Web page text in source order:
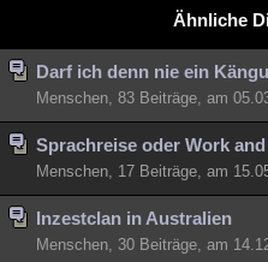
Ähnliche
Darf ich denn nie ein
Menschen, 83 Beiträge, am
Sprachreise oder Work
Menschen, 17 Beiträge, am
Inzestclan in Australien
Menschen, 30 Beiträge, am